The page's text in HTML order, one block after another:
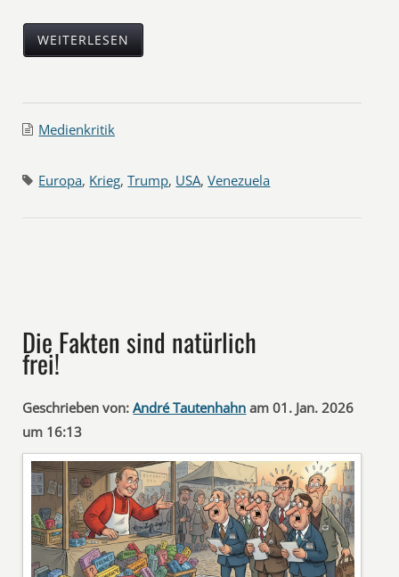
WEITERLESEN
Medienkritik
Europa, Krieg,Trump, USA,Venezuela
Die Fakten sind natürlich
frei!
Geschrieben von: André Tautenhahn am 01. Jan. 2026
um 16:13